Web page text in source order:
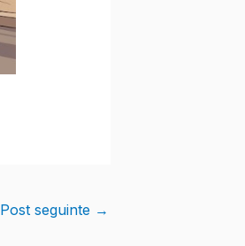
Post seguinte →